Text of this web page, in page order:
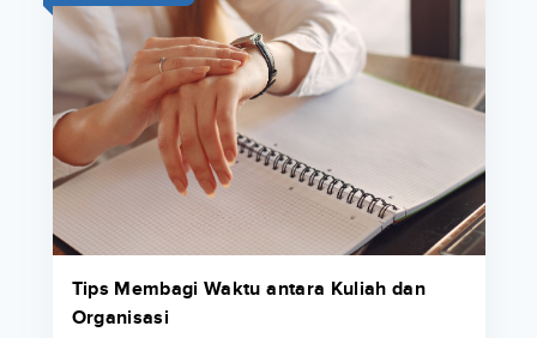
Tips Membagi Waktu antara Kuliah dan
Organisasi